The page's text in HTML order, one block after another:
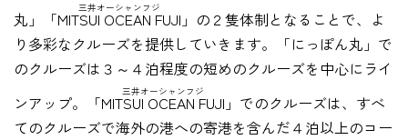
丸」
三井オーシャンフジ
「MITSUI OCEAN FUJI」 の２隻体制となることで、よ
り多彩なクルーズを提供していきます。「にっぽん丸」で
のクルーズは３～４泊程度の短めのクルーズを中心にライ
ンアップ。
三井オーシャンフジ
「MITSUI OCEAN FUJI」 でのクルーズは、すべ
てのクルーズで海外の港への寄港を含んだ４泊以上のコー